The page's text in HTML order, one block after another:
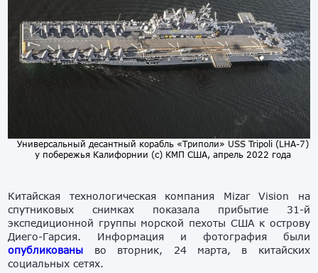
Универсальный десантный корабль «Триполи» USS Tripoli (LHA-7)
у побережья Калифорнии (с) КМП США, апрель 2022 года
Китайская технологическая компания Mizar Vision на
спутниковых снимках показала прибытие 31-й
экспедиционной группы морской пехоты США к острову
Диего-Гарсия. Информация и фотография были
опубликованы во вторник, 24 марта, в китайских
социальных сетях.